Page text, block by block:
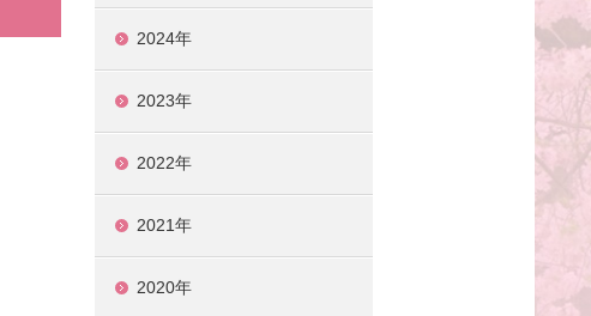
2024年
2023年
2022年
2021年
2020年